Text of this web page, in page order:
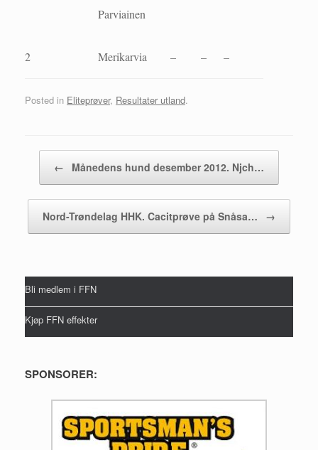
Parviainen
2 Merikarvia – – –
Posted in Eliteprøver, Resultater utland.
← Månedens hund desember 2012. Njch…
Nord-Trøndelag HHK. Cacitprøve på Snåsa… →
Bli medlem i FFN
Kjøp FFN effekter
SPONSORER: